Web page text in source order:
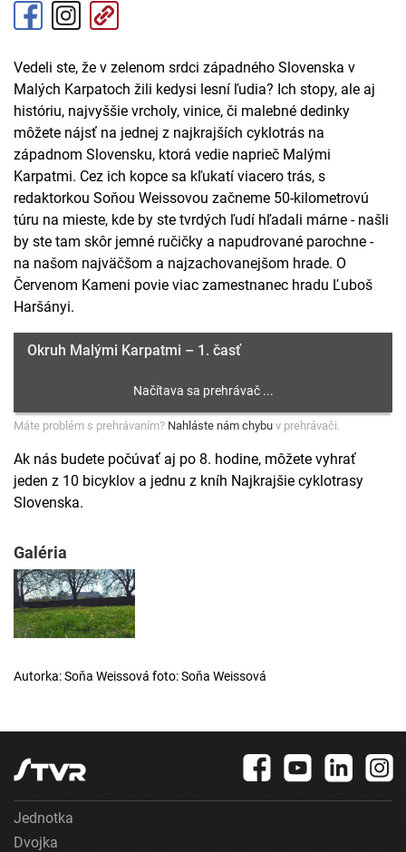
Vedeli ste, že v zelenom srdci západného Slovenska v
Malých Karpatoch žili kedysi lesní ľudia? Ich stopy, ale aj
históriu, najvyššie vrcholy, vinice, či malebné dedinky
môžete nájsť na jednej z najkrajších cyklotrás na
západnom Slovensku, ktorá vedie naprieč Malými
Karpatmi. Cez ich kopce sa kľukatí viacero trás, s
redaktorkou Soňou Weissovou začneme 50-kilometrovú
túru na mieste, kde by ste tvrdých ľudí hľadali márne - našli
by ste tam skôr jemné ručičky a napudrované parochne -
na našom najväčšom a najzachovanejšom hrade. O
Červenom Kameni povie viac zamestnanec hradu Ľuboš
Haršányi.
Okruh Malými Karpatmi – 1. časť
Máte problém s prehrávaním? Nahláste nám chybu v prehrávači.
Ak nás budete počúvať aj po 8. hodine, môžete vyhrať
jeden z 10 bicyklov a jednu z kníh Najkrajšie cyklotrasy
Slovenska.
Galéria
Autorka: Soňa Weissová foto: Soňa Weissová
Jednotka
Dvojka